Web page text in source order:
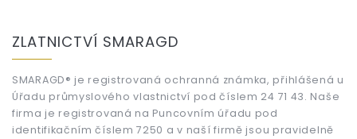
ZLATNICTVÍ SMARAGD
SMARAGD® je registrovaná ochranná známka, přihlášená u
Úřadu průmyslového vlastnictví pod číslem 24 71 43. Naše
firma je registrovaná na Puncovním úřadu pod
identifikačním číslem 7250 a v naší firmě jsou pravidelně